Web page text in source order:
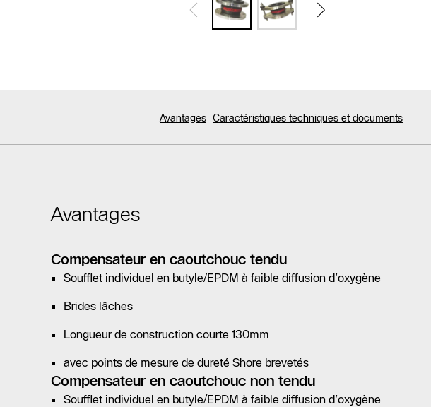
Avantages Caractéristiques techniques et documents
Avantages
Compensateur en caoutchouc tendu
Soufflet individuel en butyle/EPDM à faible diffusion d’oxygène
Brides lâches
Longueur de construction courte 130mm
avec points de mesure de dureté Shore brevetés
Compensateur en caoutchouc non tendu
Soufflet individuel en butyle/EPDM à faible diffusion d’oxygène